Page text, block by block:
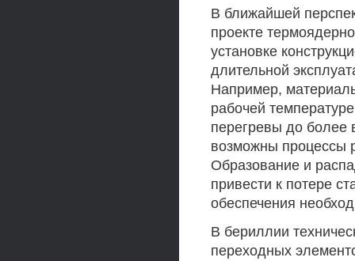
В ближайшей
проекте
установке
длительной
Например,
рабочей
перегревы до более
возможны процессы
Образование и
привести к потере
обеспечения
В бериллии
переходных